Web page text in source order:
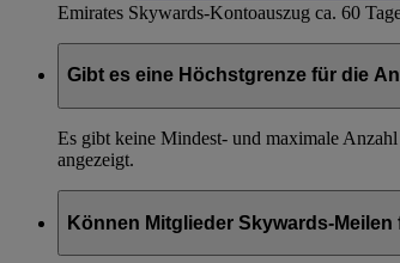
Emirates Skywards-Kontoauszug ca. 60
Gibt es eine Höchstgrenze für die
Es gibt keine Mindest- und maximale
angezeigt.
Können Mitglieder Skywards-